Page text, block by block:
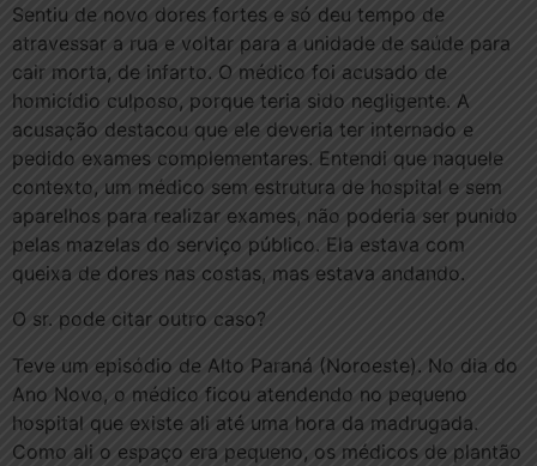
Sentiu de novo dores fortes e só deu tempo de
atravessar a rua e voltar para a unidade de saúde para
cair morta, de infarto. O médico foi acusado de
homicídio culposo, porque teria sido negligente. A
acusação destacou que ele deveria ter internado e
pedido exames complementares. Entendi que naquele
contexto, um médico sem estrutura de hospital e sem
aparelhos para realizar exames, não poderia ser punido
pelas mazelas do serviço público. Ela estava com
queixa de dores nas costas, mas estava andando.
O sr. pode citar outro caso?
Teve um episódio de Alto Paraná (Noroeste). No dia do
Ano Novo, o médico ficou atendendo no pequeno
hospital que existe ali até uma hora da madrugada.
Como ali o espaço era pequeno, os médicos de plantão